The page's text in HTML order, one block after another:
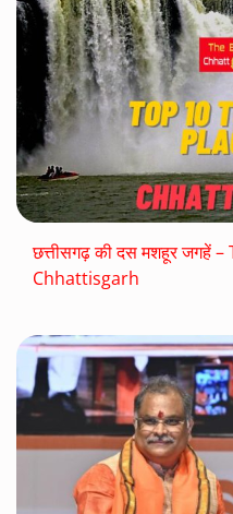
छत्तीसगढ़ की दस मशहूर जगहें
Chhattisgarh